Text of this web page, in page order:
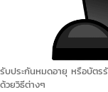
รับประกันหมดอายุ หรือบัตร
ด้วยวิธีต่างๆ